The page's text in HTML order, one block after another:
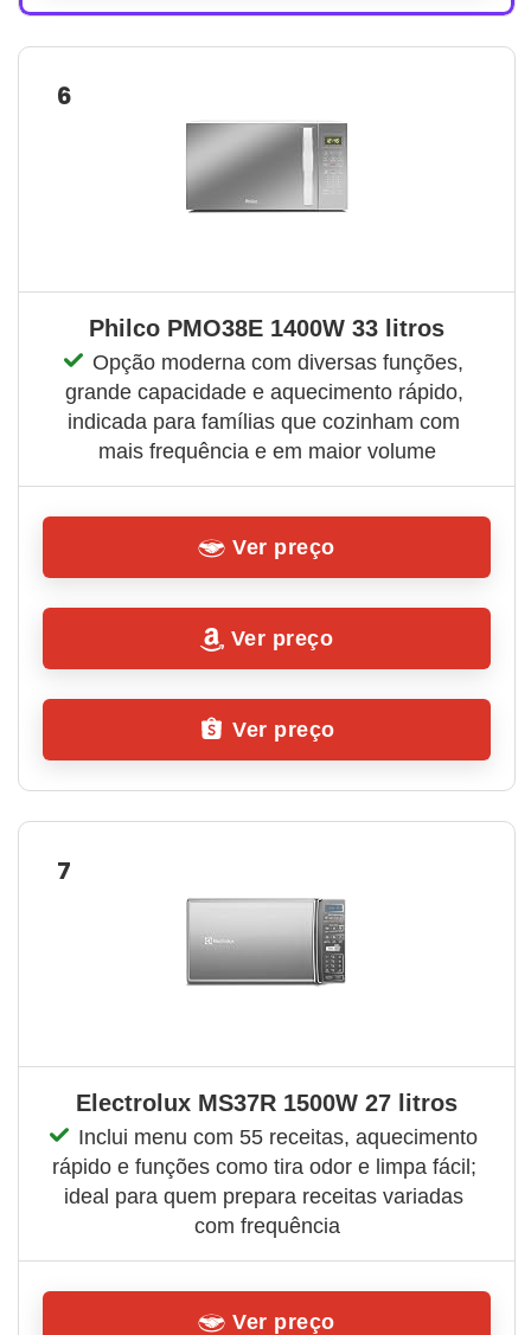
6
Philco PMO38E 1400W 33 litros
Opção moderna com diversas funções,
grande capacidade e aquecimento rápido,
indicada para famílias que cozinham com
mais frequência e em maior volume
Ver preço
Ver preço
Ver preço
7
Electrolux MS37R 1500W 27 litros
Inclui menu com 55 receitas, aquecimento
rápido e funções como tira odor e limpa fácil;
ideal para quem prepara receitas variadas
com frequência
Ver preço